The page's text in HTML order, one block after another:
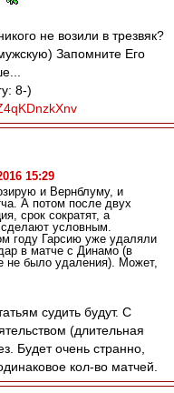
не возили в трезвяк?
Запомните Его
8-)
15:29
и Вернблуму, и
А потом после двух
срок сократят, а
условным.
году Гарсию уже удаляли
в матче с Динамо (в
не было удаления). Может,
судить будут. С
(длительная
Будет очень странно,
кол-во матчей.